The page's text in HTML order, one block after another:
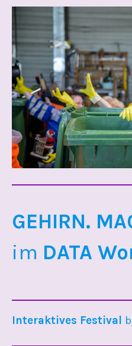
GEHIRN.
im DATA
Interaktives Festival